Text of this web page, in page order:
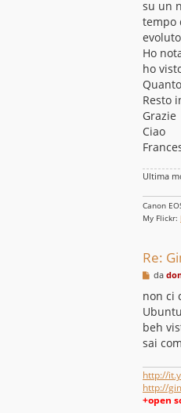
a
g
g
i
o
su un
tempo
Ho
ho
Resto
Grazie
Ciao
Ultima
Canon
My Flickr:
Re:
M
s
a
g
g
i
da
non ci
beh
sai
http://
http://
+open